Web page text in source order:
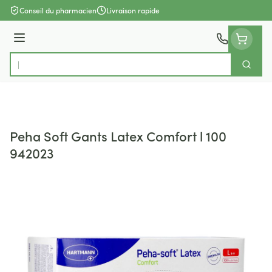
Aller au contenu
Conseil du pharmacien Livraison rapide
Menu
Rechercher
Peha Soft Gants Latex Comfort l 100
942023